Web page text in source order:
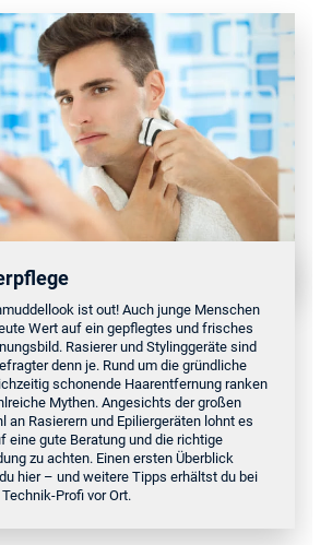
ist out! Auch junge Menschen
Wert auf ein gepflegtes und frisches
Rasierer und Stylinggeräte sind
denn je. Rund um die gründliche
schonende Haarentfernung ranken
Mythen. Angesichts der großen
an Rasierern und Epiliergeräten lohnt es
eine gute Beratung und die richtige
zu achten. Einen ersten Überblick
hier – und weitere Tipps erhältst du bei
Profi vor Ort.